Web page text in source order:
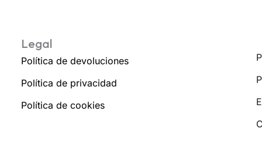
Legal
Política de devoluciones
Política de privacidad
Política de cookies